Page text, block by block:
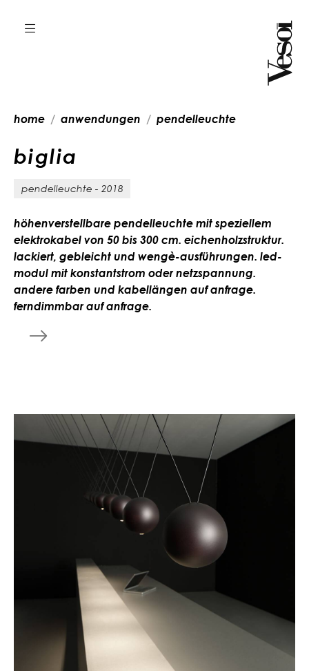
home anwendungen pendelleuchte
biglia
pendelleuchte - 2018
höhenverstellbare pendelleuchte mit speziellem
elektrokabel von 50 bis 300 cm. eichenholzstruktur.
lackiert, gebleicht und wengè-ausführungen. led-
modul mit konstantstrom oder netzspannung.
andere farben und kabellängen auf anfrage.
ferndimmbar auf anfrage.